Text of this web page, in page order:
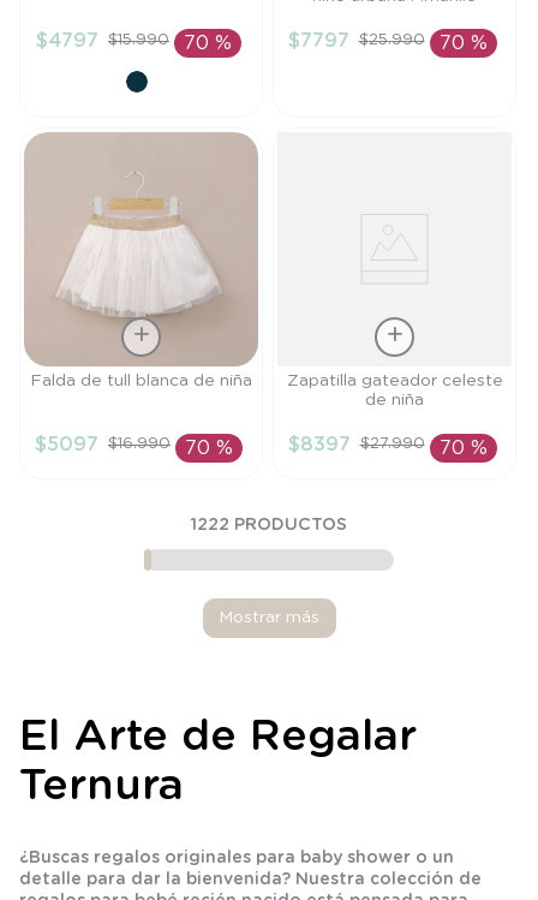
AÑADIR AL
CARRITO
$4797 $15.990 70 %
AÑADIR AL
$7797 $25.990 70 %
Talla
AÑADIR AL
Falda de tull blanca de niña
$5097 $16.990 70 %
Talla
AÑADIR AL
Zapatilla gateador celeste
de niña
$8397 $27.990 70 %
1222 PRODUCTOS
Mostrar más
El Arte de Regalar
Ternura
¿Buscas regalos originales para baby shower o un
detalle para dar la bienvenida? Nuestra colección de